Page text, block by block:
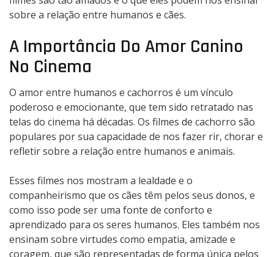
sobre a relação entre humanos e cães.
A Importância Do Amor Canino
No Cinema
O amor entre humanos e cachorros é um vínculo
poderoso e emocionante, que tem sido retratado nas
telas do cinema há décadas. Os filmes de cachorro são
populares por sua capacidade de nos fazer rir, chorar e
refletir sobre a relação entre humanos e animais.
Esses filmes nos mostram a lealdade e o
companheirismo que os cães têm pelos seus donos, e
como isso pode ser uma fonte de conforto e
aprendizado para os seres humanos. Eles também nos
ensinam sobre virtudes como empatia, amizade e
coragem, que são representadas de forma única pelos